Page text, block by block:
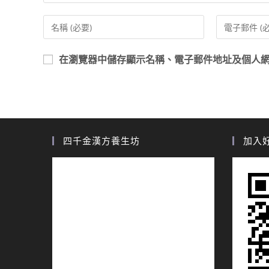
在瀏覽器中儲存顯示名稱、電子郵件地址及個人
四千金漢方養生坊 加入